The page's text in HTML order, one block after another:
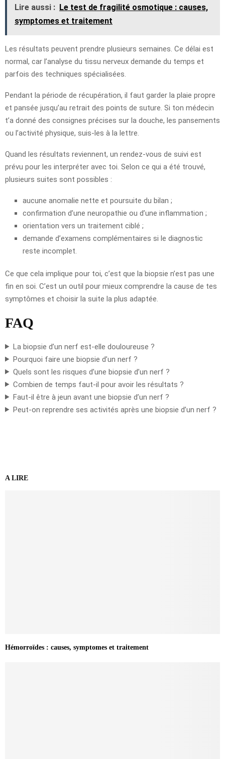
Lire aussi : Le test de fragilité osmotique : causes,
symptomes et traitement
Les résultats peuvent prendre plusieurs semaines. Ce délai est
normal, car l’analyse du tissu nerveux demande du temps et
parfois des techniques spécialisées.
Pendant la période de récupération, il faut garder la plaie propre
et pansée jusqu’au retrait des points de suture. Si ton médecin
t’a donné des consignes précises sur la douche, les pansements
ou l’activité physique, suis-les à la lettre.
Quand les résultats reviennent, un rendez-vous de suivi est
prévu pour les interpréter avec toi. Selon ce qui a été trouvé,
plusieurs suites sont possibles :
aucune anomalie nette et poursuite du bilan ;
confirmation d’une neuropathie ou d’une inflammation ;
orientation vers un traitement ciblé ;
demande d’examens complémentaires si le diagnostic
reste incomplet.
Ce que cela implique pour toi, c’est que la biopsie n’est pas une
fin en soi. C’est un outil pour mieux comprendre la cause de tes
symptômes et choisir la suite la plus adaptée.
FAQ
La biopsie d’un nerf est-elle douloureuse ?
Pourquoi faire une biopsie d’un nerf ?
Quels sont les risques d’une biopsie d’un nerf ?
Combien de temps faut-il pour avoir les résultats ?
Faut-il être à jeun avant une biopsie d’un nerf ?
Peut-on reprendre ses activités après une biopsie d’un nerf ?
A LIRE
Hémorroïdes : causes, symptomes et traitement